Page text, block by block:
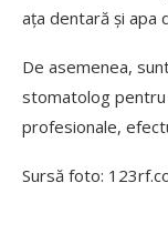
ața dentară și apa
De asemenea,
stomatolog
profesionale,
Sursă foto: